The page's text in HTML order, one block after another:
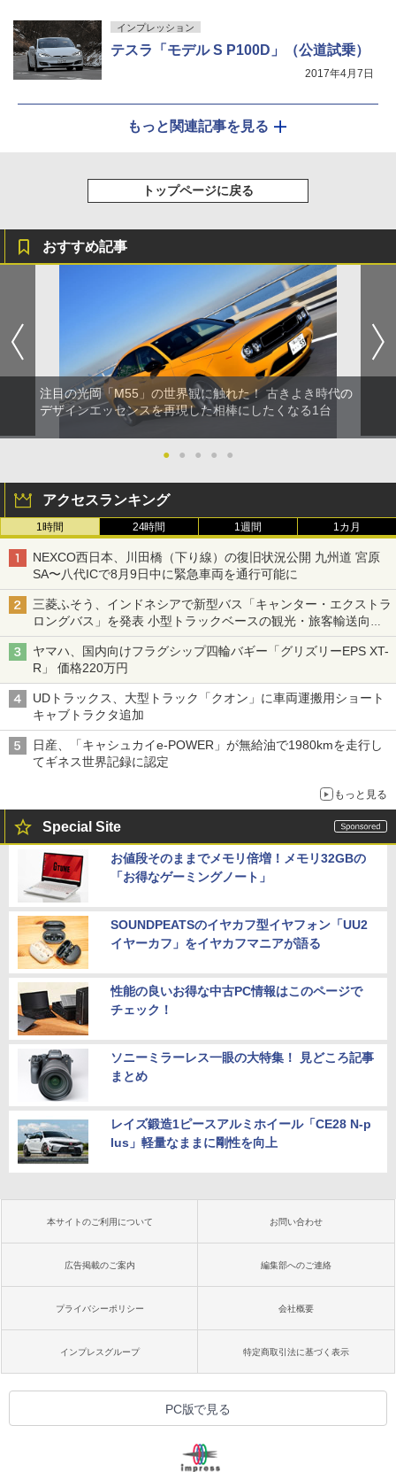
インプレッション
テスラ「モデル S P100D」（公道試乗）
2017年4月7日
もっと関連記事を見る
トップページに戻る
おすすめ記事
注目の光岡「M55」の世界観に触れた！ 古きよき時代の
デザインエッセンスを再現した相棒にしたくなる1台
● ● ● ● ●
アクセスランキング
1時間 24時間 1週間 1カ月
NEXCO西日本、川田橋（下り線）の復旧状況公開 九州道 宮原
SA〜八代ICで8月9日中に緊急車両を通行可能に
三菱ふそう、インドネシアで新型バス「キャンター・エクストラ
ロングバス」を発表 小型トラックベースの観光・旅客輸送向け
バス
ヤマハ、国内向けフラグシップ四輪バギー「グリズリーEPS XT-
R」 価格220万円
UDトラックス、大型トラック「クオン」に車両運搬用ショート
キャブトラクタ追加
日産、「キャシュカイe-POWER」が無給油で1980kmを走行し
てギネス世界記録に認定
もっと見る
Special Site
お値段そのままでメモリ倍増！メモリ32GBの
「お得なゲーミングノート」
SOUNDPEATSのイヤカフ型イヤフォン「UU2
イヤーカフ」をイヤカフマニアが語る
性能の良いお得な中古PC情報はこのページで
チェック！
ソニーミラーレス一眼の大特集！ 見どころ記事
まとめ
レイズ鍛造1ピースアルミホイール「CE28 N-p
lus」軽量なままに剛性を向上
本サイトのご利用について お問い合わせ
広告掲載のご案内 編集部へのご連絡
プライバシーポリシー 会社概要
インプレスグループ 特定商取引法に基づく表示
PC版で見る